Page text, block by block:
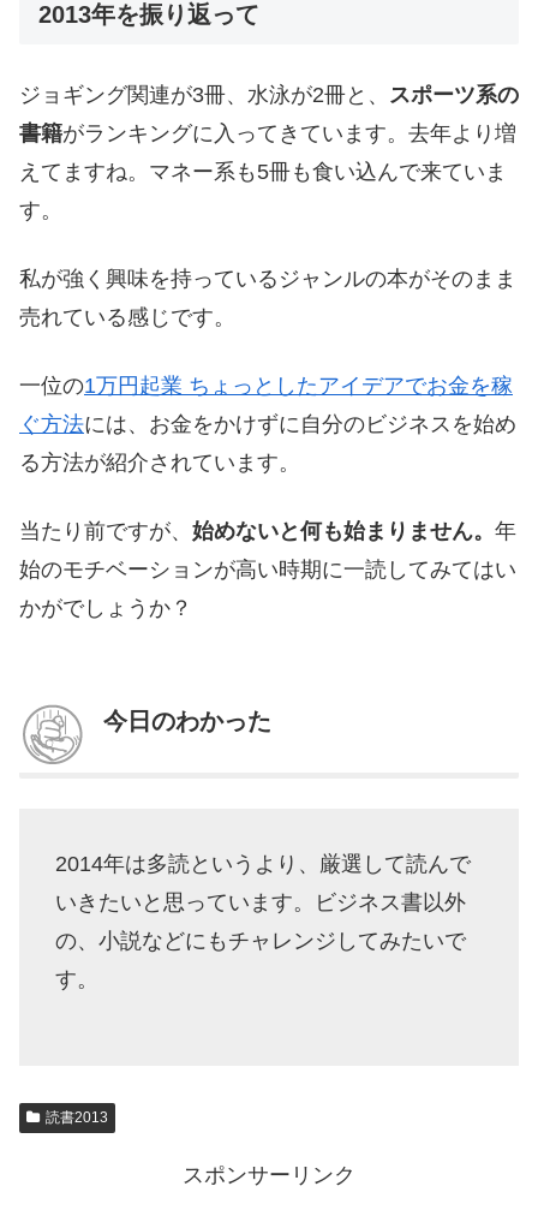
2013年を振り返って
ジョギング関連が3冊、水泳が2冊と、 スポーツ系の
書籍がランキングに入ってきています。去年より増
えてますね。マネー系も5冊も食い込んで来ていま
す。
私が強く興味を持っているジャンルの本がそのまま
売れている感じです。
一位の1万円起業 ちょっとしたアイデアでお金を稼
ぐ方法には、お金をかけずに自分のビジネスを始め
る方法が紹介されています。
当たり前ですが、 始めないと何も始まりません。 年
始のモチベーションが高い時期に一読してみてはい
かがでしょうか？
今日のわかった
2014年は多読というより、厳選して読んで
いきたいと思っています。ビジネス書以外
の、小説などにもチャレンジしてみたいで
す。
読書2013
スポンサーリンク